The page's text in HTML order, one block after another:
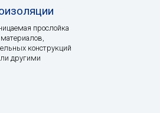
прослойка
конструкций
другими